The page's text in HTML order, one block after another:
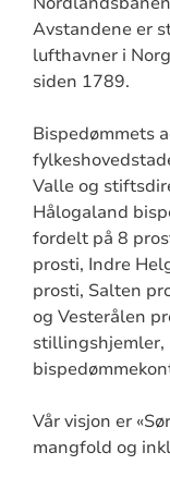
Avstandene er
lufthavner i
siden 1789.
Bispedømmets
Valle og
Hålogaland
fordelt på 8
prosti, Indre
prosti, Salten
og Vesterålen
stillingshjemler,
Vår visjon er
mangfold og